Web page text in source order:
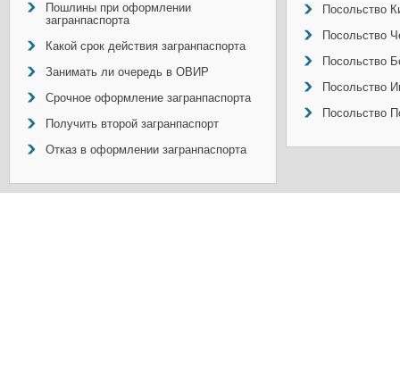
Пошлины при оформлении
загранпаспорта
Какой срок действия загранпаспорта
Занимать ли очередь в ОВИР
Срочное оформление загранпаспорта
Получить второй загранпаспорт
Отказ в оформлении загранпаспорта
Посольство
Посольство
Посольство
Посольство
Посольство